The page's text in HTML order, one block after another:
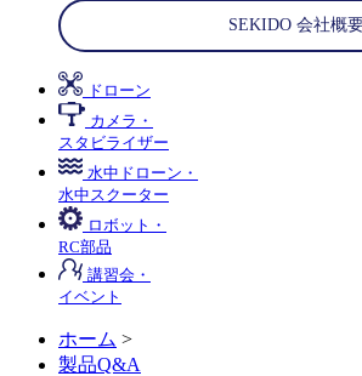
SEKIDO 会社概
ドローン
カメラ・
スタビライザー
水中ドローン・
水中スクーター
ロボット・
RC部品
講習会・
イベント
ホーム >
製品Q&A